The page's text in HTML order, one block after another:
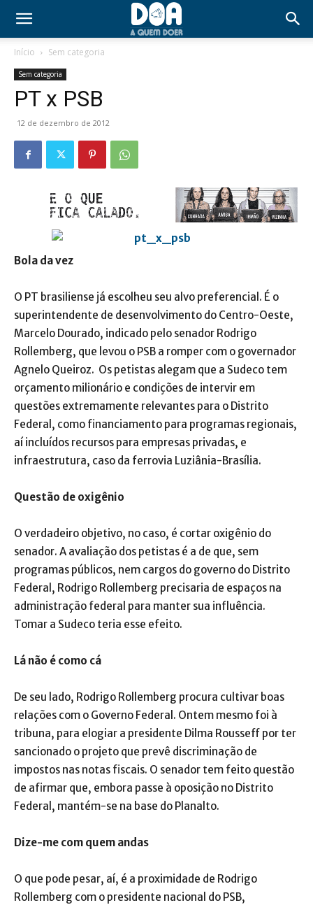
Início Sem categoria
Sem categoria
PT x PSB
12 de dezembro de 2012
Bola da vez
O PT brasiliense já escolheu seu alvo preferencial. É o
superintendente de desenvolvimento do Centro-Oeste,
Marcelo Dourado, indicado pelo senador Rodrigo
Rollemberg, que levou o PSB a romper com o governador
Agnelo Queiroz. Os petistas alegam que a Sudeco tem
orçamento milionário e condições de intervir em
questões extremamente relevantes para o Distrito
Federal, como financiamento para programas regionais,
aí incluídos recursos para empresas privadas, e
infraestrutura, caso da ferrovia Luziânia-Brasília.
Questão de oxigênio
O verdadeiro objetivo, no caso, é cortar oxigênio do
senador. A avaliação dos petistas é a de que, sem
programas públicos, nem cargos do governo do Distrito
Federal, Rodrigo Rollemberg precisaria de espaços na
administração federal para manter sua influência.
Tomar a Sudeco teria esse efeito.
Lá não é como cá
De seu lado, Rodrigo Rollemberg procura cultivar boas
relações com o Governo Federal. Ontem mesmo foi à
tribuna, para elogiar a presidente Dilma Rousseff por ter
sancionado o projeto que prevê discriminação de
impostos nas notas fiscais. O senador tem feito questão
de afirmar que, embora passe à oposição no Distrito
Federal, mantém-se na base do Planalto.
Dize-me com quem andas
O que pode pesar, aí, é a proximidade de Rodrigo
Rollemberg com o presidente nacional do PSB,